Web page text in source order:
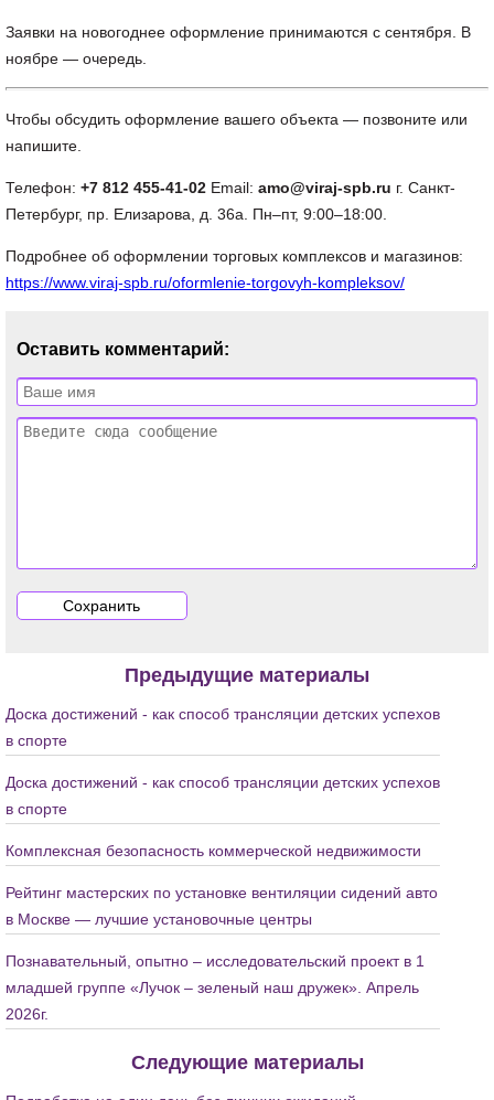
Заявки на новогоднее оформление принимаются с сентября. В
ноябре — очередь.
Чтобы обсудить оформление вашего объекта — позвоните или
напишите.
Телефон: +7 812 455-41-02 Email: amo@viraj-spb.ru г. Санкт-
Петербург, пр. Елизарова, д. 36а. Пн–пт, 9:00–18:00.
Подробнее об оформлении торговых комплексов и магазинов:
https://www.viraj-spb.ru/oformlenie-torgovyh-kompleksov/
Оставить комментарий:
Предыдущие материалы
Доска достижений - как способ трансляции детских успехов
в спорте
Доска достижений - как способ трансляции детских успехов
в спорте
Комплексная безопасность коммерческой недвижимости
Рейтинг мастерских по установке вентиляции сидений авто
в Москве — лучшие установочные центры
Познавательный, опытно – исследовательский проект в 1
младшей группе «Лучок – зеленый наш дружек». Апрель
2026г.
Следующие материалы